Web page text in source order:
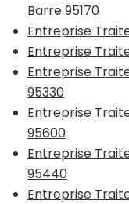
Barre 95170
Entreprise
Entreprise
Entreprise
95330
Entreprise
95600
Entreprise
95440
Entreprise